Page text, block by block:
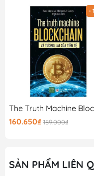
#LoisLowry
Gooda tin rằng cuốn
ích cùng những trải
sẽ là 1 cuốn sách quý
-
160.650₫ 189.000₫
SẢN PHẨM LIÊN